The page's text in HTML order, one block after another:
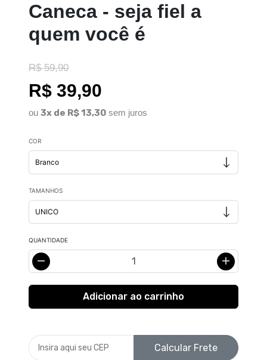
Caneca - seja fiel a
quem você é
R$ 59,90
R$ 39,90
ou 3x de R$ 13,30 sem juros
COR
TAMANHOS
QUANTIDADE
Calcular Frete